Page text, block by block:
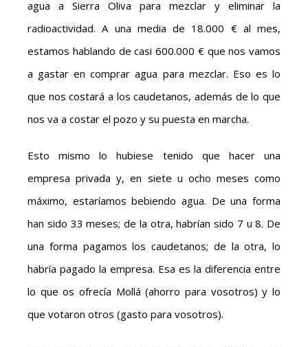
agua a Sierra Oliva para mezclar y eliminar la
radioactividad. A una media de 18.000 € al mes,
estamos hablando de casi 600.000 € que nos vamos
a gastar en comprar agua para mezclar. Eso es lo
que nos costará a los caudetanos, además de lo que
nos va a costar el pozo y su puesta en marcha.
Esto mismo lo hubiese tenido que hacer una
empresa privada y, en siete u ocho meses como
máximo, estaríamos bebiendo agua. De una forma
han sido 33 meses; de la otra, habrían sido 7 u 8. De
una forma pagamos los caudetanos; de la otra, lo
habría pagado la empresa. Esa es la diferencia entre
lo que os ofrecía Mollá (ahorro para vosotros) y lo
que votaron otros (gasto para vosotros).